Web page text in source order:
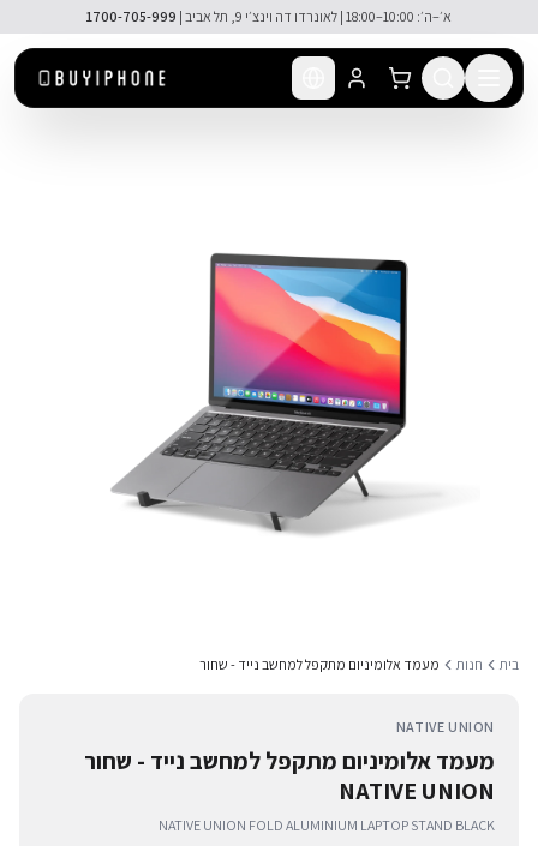
דלג לתוכן הראשי
א׳–ה׳: 10:00–18:00 | לאונרדו דה וינצ׳י 9, תל אביב | 1700-705-999
בית חנות מעמד אלומיניום מתקפל למחשב נייד - שחור
NATIVE UNION
מעמד אלומיניום מתקפל למחשב נייד - שחור
NATIVE UNION
NATIVE UNION FOLD ALUMINIUM LAPTOP STAND BLACK